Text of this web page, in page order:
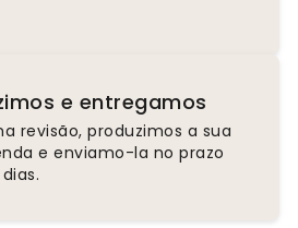
e entregamos
revisão, produzimos a sua
e enviamo-la no prazo